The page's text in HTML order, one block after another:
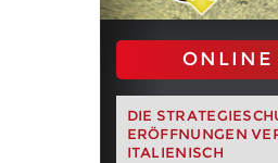
ONLINE
DIE
ERÖFFNUNGEN
ITALIENISCH